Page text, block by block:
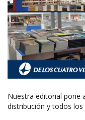
Nuestra editorial pone
distribución y todos